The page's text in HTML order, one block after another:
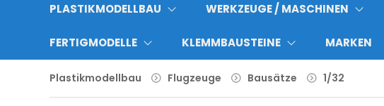
PLASTIKMODELLBAU WERKZEUGE / MASCHINEN
FERTIGMODELLE KLEMMBAUSTEINE MARKEN
Plastikmodellbau Flugzeuge Bausätze 1/32